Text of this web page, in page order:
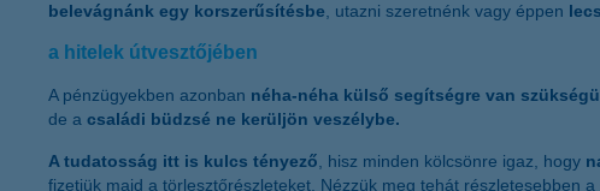
belevágnánk egy korszerűsítésbe, utazni szeretnénk vagy éppen
a hitelek útvesztőjében
A pénzügyekben azonban néha-néha külső segítségre van
de a családi büdzsé ne kerüljön veszélybe.
A tudatosság itt is kulcs tényező, hisz minden kölcsönre igaz, hogy
fizetjük majd a törlesztőrészleteket. Nézzük meg tehát részletesebben a